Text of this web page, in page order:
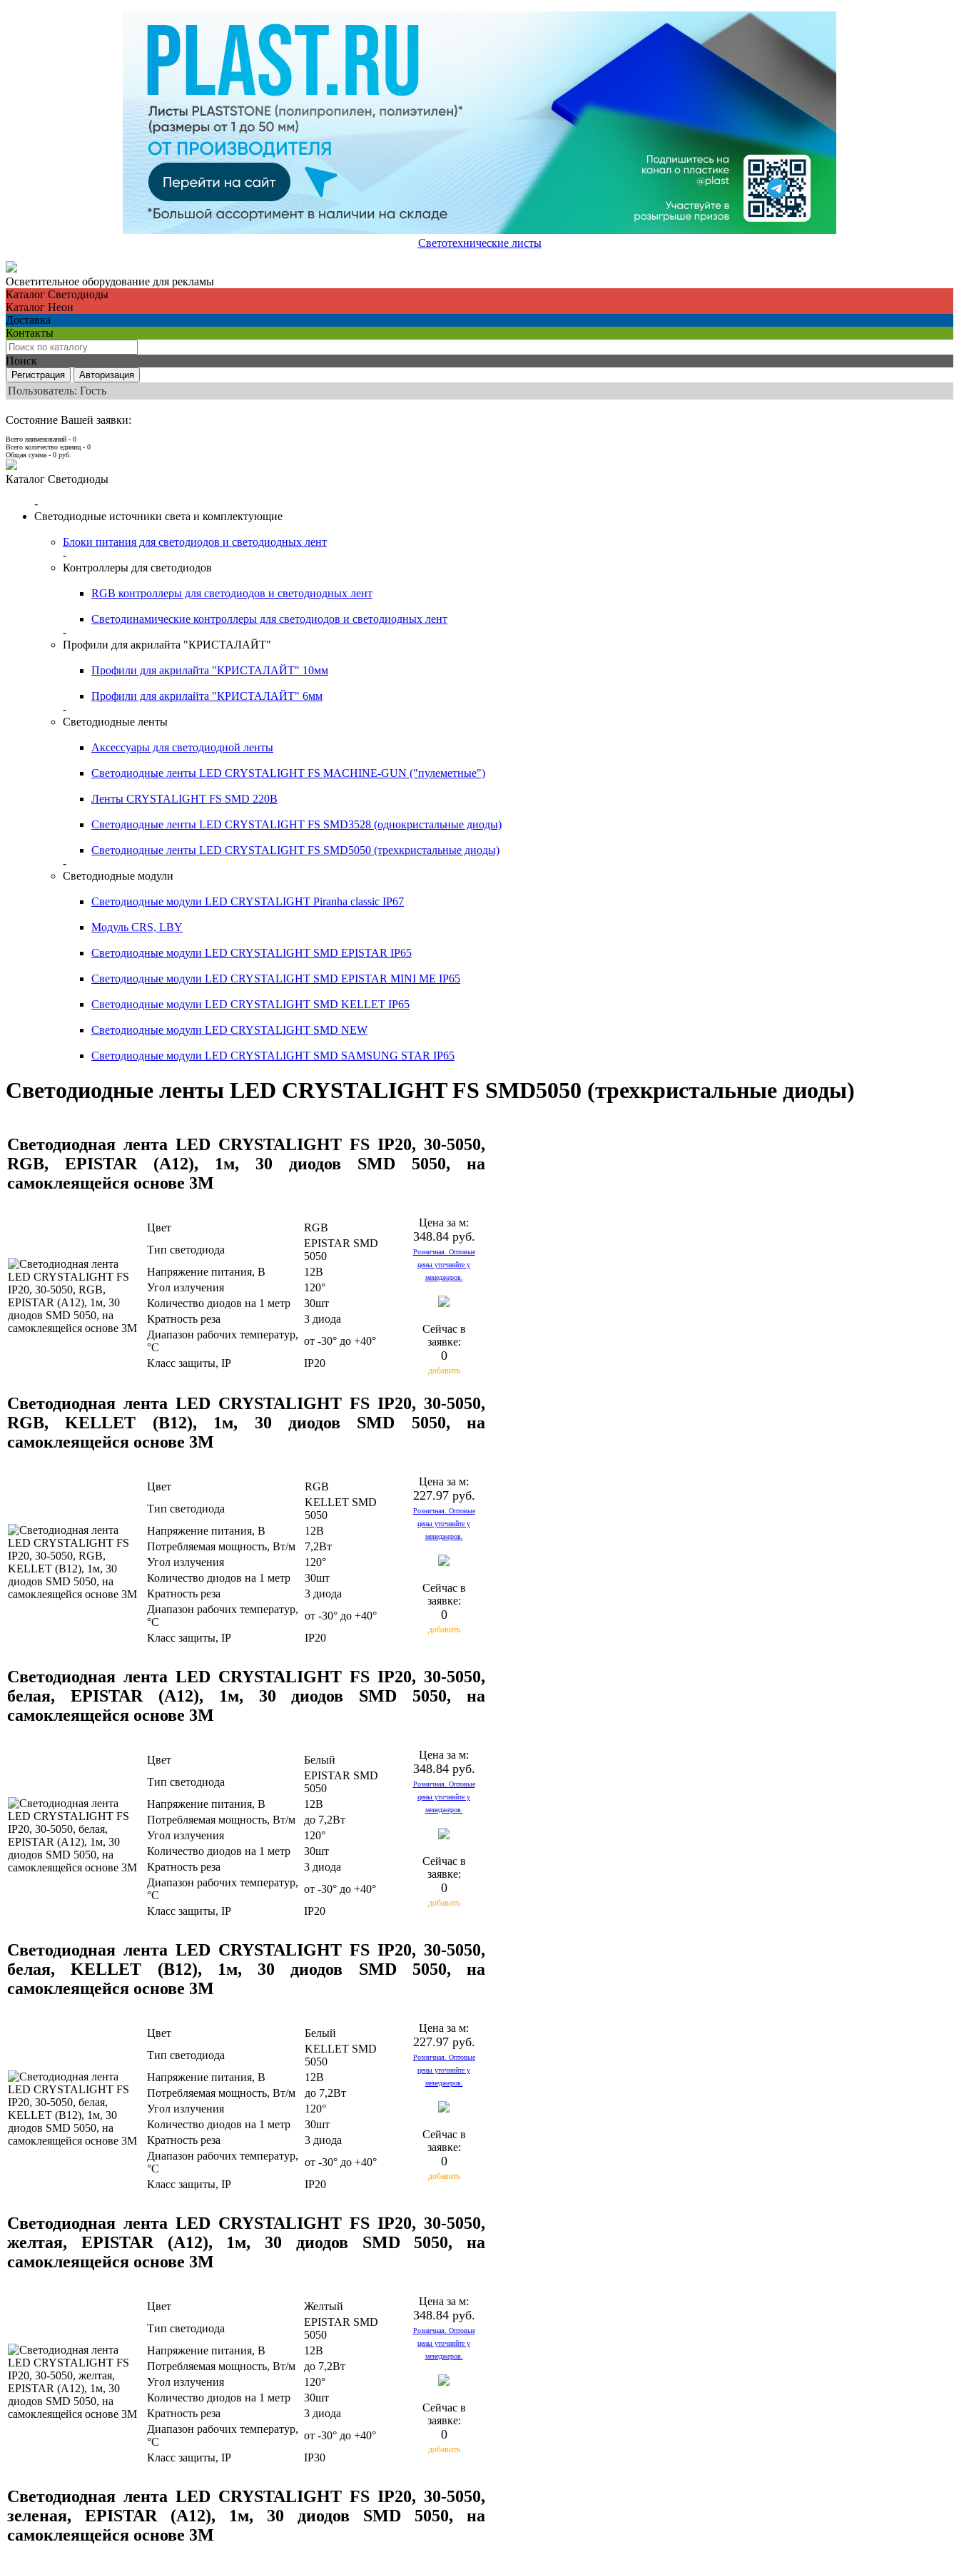
Светотехнические листы
Осветительное оборудование для рекламы
Каталог Светодиоды
Каталог Неон
Доставка
Контакты
Поиск
Пользователь: Гость
Состояние Вашей заявки:
Всего наименований - 0
Всего количество единиц - 0
Общая сумма - 0 руб.
Каталог Светодиоды
-
Светодиодные источники света и комплектующие
Блоки питания для светодиодов и светодиодных лент
-
Контроллеры для светодиодов
RGB контроллеры для светодиодов и светодиодных лент
Светодинамические контроллеры для светодиодов и светодиодных лент
-
Профили для акрилайта "КРИСТАЛАЙТ"
Профили для акрилайта "КРИСТАЛАЙТ" 10мм
Профили для акрилайта "КРИСТАЛАЙТ" 6мм
-
Светодиодные ленты
Аксессуары для светодиодной ленты
Светодиодные ленты LED CRYSTALIGHT FS MACHINE-GUN ("пулеметные")
Ленты CRYSTALIGHT FS SMD 220В
Светодиодные ленты LED CRYSTALIGHT FS SMD3528 (однокристальные диоды)
Светодиодные ленты LED CRYSTALIGHT FS SMD5050 (трехкристальные диоды)
-
Светодиодные модули
Светодиодные модули LED CRYSTALIGHT Piranha classic IP67
Модуль CRS, LBY
Светодиодные модули LED CRYSTALIGHT SMD EPISTAR IP65
Светодиодные модули LED CRYSTALIGHT SMD EPISTAR MINI ME IP65
Светодиодные модули LED CRYSTALIGHT SMD KELLET IP65
Светодиодные модули LED CRYSTALIGHT SMD NEW
Светодиодные модули LED CRYSTALIGHT SMD SAMSUNG STAR IP65
Светодиодные ленты LED CRYSTALIGHT FS SMD5050 (трехкристальные диоды)
Светодиодная лента LED CRYSTALIGHT FS IP20, 30-5050,
RGB, EPISTAR (A12), 1м, 30 диодов SMD 5050, на
самоклеящейся основе 3M
Цвет
RGB
Тип светодиода
EPISTAR SMD
5050
Напряжение питания, В
12В
Угол излучения
120°
Количество диодов на 1 метр
30шт
Кратность реза
3 диода
Диапазон рабочих температур,
°C
от -30° до +40°
Класс защиты, IP
IP20
Цена за м:
348.84 руб.
Розничная. Оптовые
цены уточняйте у
менеджеров.
Сейчас в
заявке:
0
добавить
Светодиодная лента LED CRYSTALIGHT FS IP20, 30-5050,
RGB, KELLET (B12), 1м, 30 диодов SMD 5050, на
самоклеящейся основе 3M
Цвет
RGB
Тип светодиода
KELLET SMD
5050
Напряжение питания, В
12В
Потребляемая мощность, Вт/м
7,2Вт
Угол излучения
120°
Количество диодов на 1 метр
30шт
Кратность реза
3 диода
Диапазон рабочих температур,
°C
от -30° до +40°
Класс защиты, IP
IP20
Цена за м:
227.97 руб.
Розничная. Оптовые
цены уточняйте у
менеджеров.
Сейчас в
заявке:
0
добавить
Светодиодная лента LED CRYSTALIGHT FS IP20, 30-5050,
белая, EPISTAR (A12), 1м, 30 диодов SMD 5050, на
самоклеящейся основе 3M
Цвет
Белый
Тип светодиода
EPISTAR SMD
5050
Напряжение питания, В
12В
Потребляемая мощность, Вт/м
до 7,2Вт
Угол излучения
120°
Количество диодов на 1 метр
30шт
Кратность реза
3 диода
Диапазон рабочих температур,
°C
от -30° до +40°
Класс защиты, IP
IP20
Цена за м:
348.84 руб.
Розничная. Оптовые
цены уточняйте у
менеджеров.
Сейчас в
заявке:
0
добавить
Светодиодная лента LED CRYSTALIGHT FS IP20, 30-5050,
белая, KELLET (B12), 1м, 30 диодов SMD 5050, на
самоклеящейся основе 3M
Цвет
Белый
Тип светодиода
KELLET SMD
5050
Напряжение питания, В
12В
Потребляемая мощность, Вт/м
до 7,2Вт
Угол излучения
120°
Количество диодов на 1 метр
30шт
Кратность реза
3 диода
Диапазон рабочих температур,
°C
от -30° до +40°
Класс защиты, IP
IP20
Цена за м:
227.97 руб.
Розничная. Оптовые
цены уточняйте у
менеджеров.
Сейчас в
заявке:
0
добавить
Светодиодная лента LED CRYSTALIGHT FS IP20, 30-5050,
желтая, EPISTAR (A12), 1м, 30 диодов SMD 5050, на
самоклеящейся основе 3M
Цвет
Желтый
Тип светодиода
EPISTAR SMD
5050
Напряжение питания, В
12В
Потребляемая мощность, Вт/м
до 7,2Вт
Угол излучения
120°
Количество диодов на 1 метр
30шт
Кратность реза
3 диода
Диапазон рабочих температур,
°C
от -30° до +40°
Класс защиты, IP
IP30
Цена за м:
348.84 руб.
Розничная. Оптовые
цены уточняйте у
менеджеров.
Сейчас в
заявке:
0
добавить
Светодиодная лента LED CRYSTALIGHT FS IP20, 30-5050,
зеленая, EPISTAR (A12), 1м, 30 диодов SMD 5050, на
самоклеящейся основе 3M